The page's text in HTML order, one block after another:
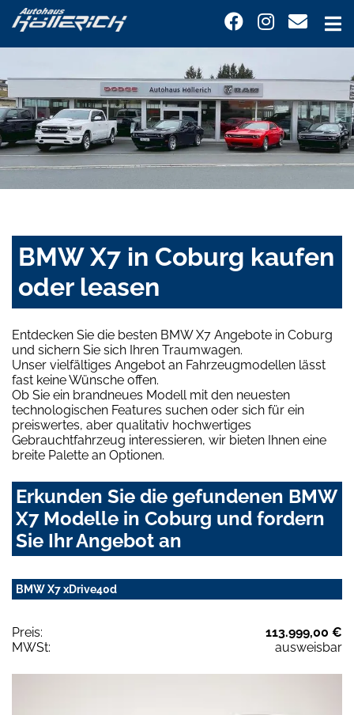
BMW X7 in Coburg kaufen
oder leasen
Entdecken Sie die besten BMW X7 Angebote in Coburg
und sichern Sie sich Ihren Traumwagen.
Unser vielfältiges Angebot an Fahrzeugmodellen lässt
fast keine Wünsche offen.
Ob Sie ein brandneues Modell mit den neuesten
technologischen Features suchen oder sich für ein
preiswertes, aber qualitativ hochwertiges
Gebrauchtfahrzeug interessieren, wir bieten Ihnen eine
breite Palette an Optionen.
Erkunden Sie die gefundenen BMW
X7 Modelle in Coburg und fordern
Sie Ihr Angebot an
BMW X7 xDrive40d
Preis:
113.999,00 €
MWSt:
ausweisbar